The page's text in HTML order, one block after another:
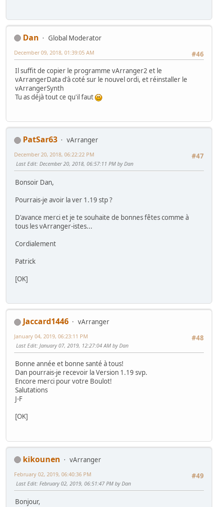
Dan
Global Moderator
#46
December 09, 2018, 01:39:05 AM
Il suffit de copier le programme vArranger2 et le
vArrangerData d'à coté sur le nouvel ordi, et réinstaller le
vArrangerSynth
Tu as déjà tout ce qu'il faut
PatSar63
vArranger
#47
December 20, 2018, 06:22:22 PM
Last Edit: December 20, 2018, 06:57:11 PM by Dan
Bonsoir Dan,
Pourrais-je avoir la ver 1.19 stp ?
D'avance merci et je te souhaite de bonnes fêtes comme à
tous les vArranger-istes...
Cordialement
Patrick
[OK]
Jaccard1446
vArranger
#48
January 04, 2019, 06:23:11 PM
Last Edit: January 07, 2019, 12:27:04 AM by Dan
Bonne année et bonne santé à tous!
Dan pourrais-je recevoir la Version 1.19 svp.
Encore merci pour votre Boulot!
Salutations
J-F
[OK]
kikounen
vArranger
#49
February 02, 2019, 06:40:36 PM
Last Edit: February 02, 2019, 06:51:47 PM by Dan
Bonjour,